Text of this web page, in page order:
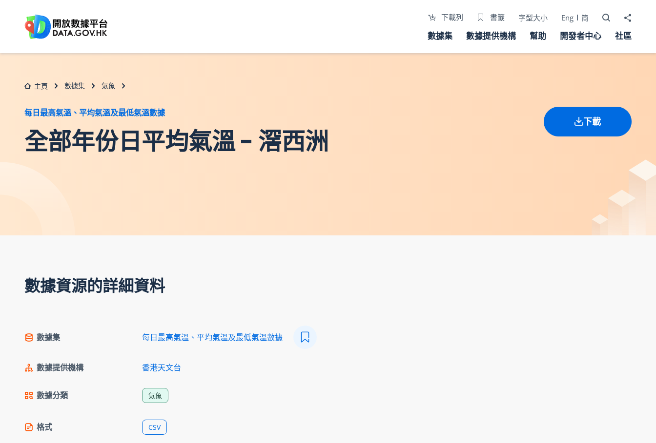
下載列 書籤 字型大小 Eng 简 打開搜尋器
分享至
數據集 數據提供機構 幫助 開發者中心 社區
主頁 數據集 氣象
每日最高氣溫、平均氣溫及最低氣溫數據
全部年份日平均氣溫 - 滘西洲
下載
數據資源的詳細資料
數據集 每日最高氣溫、平均氣溫及最低氣溫數據
數據提供機構 香港天文台
數據分類 氣象
格式 CSV